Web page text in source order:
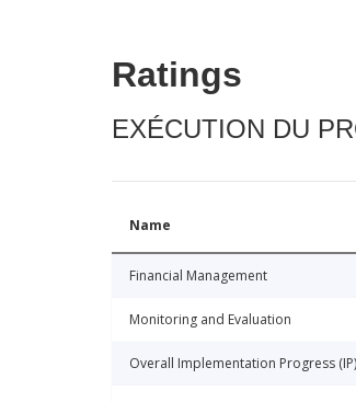
Ratings
EXÉCUTION DU
Name
Financial Management
Monitoring and Evaluation
Overall Implementation Progress (IP)